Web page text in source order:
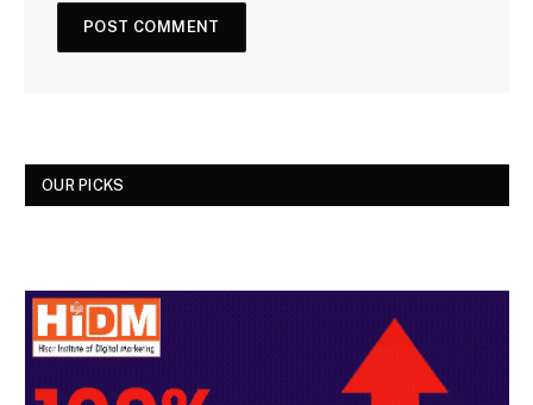
OUR PICKS